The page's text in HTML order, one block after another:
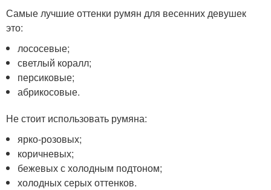
Самые лучшие оттенки румян для весенних девушек
это:
лососевые;
светлый коралл;
персиковые;
абрикосовые.
Не стоит использовать румяна:
ярко-розовых;
коричневых;
бежевых с холодным подтоном;
холодных серых оттенков.